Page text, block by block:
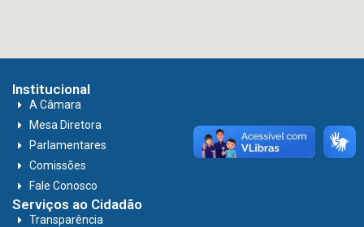
Institucional
A Câmara
Mesa Diretora
Parlamentares
Comissões
Fale Conosco
Serviços ao Cidadão
Transparência